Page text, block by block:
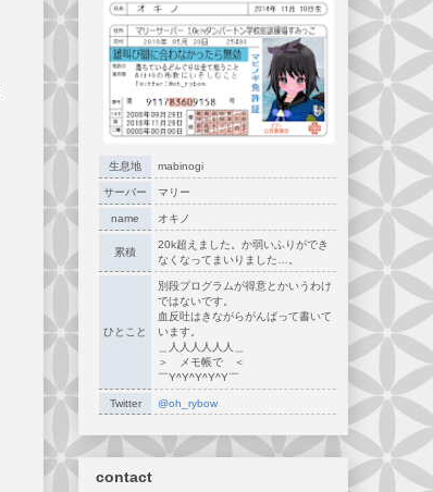
生息地 mabinogi
サーバー マリー
name オキノ
累積
20k超えました。か弱いふりができ
なくなってまいりました…。
ひとこと
別段プログラムが得意とかいうわけ
ではないです。
血反吐はきながらがんばって書いて
います。
＿人人人人人人＿
＞ メモ帳で ＜
￣Y^Y^Y^Y^Y￣
Twitter @oh_rybow
contact